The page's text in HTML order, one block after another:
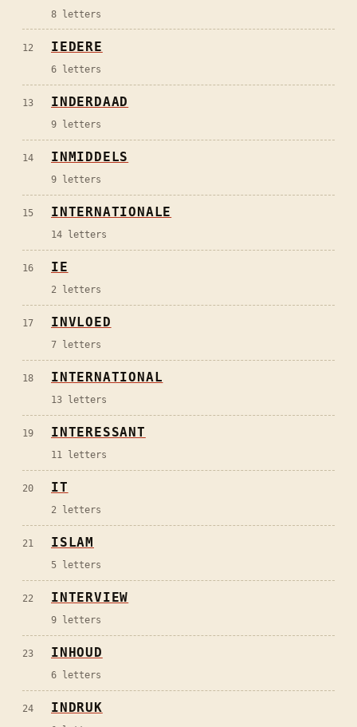
8 letters
12 IEDERE
6 letters
13 INDERDAAD
9 letters
14 INMIDDELS
9 letters
15 INTERNATIONALE
14 letters
16 IE
2 letters
17 INVLOED
7 letters
18 INTERNATIONAL
13 letters
19 INTERESSANT
11 letters
20 IT
2 letters
21 ISLAM
5 letters
22 INTERVIEW
9 letters
23 INHOUD
6 letters
24 INDRUK